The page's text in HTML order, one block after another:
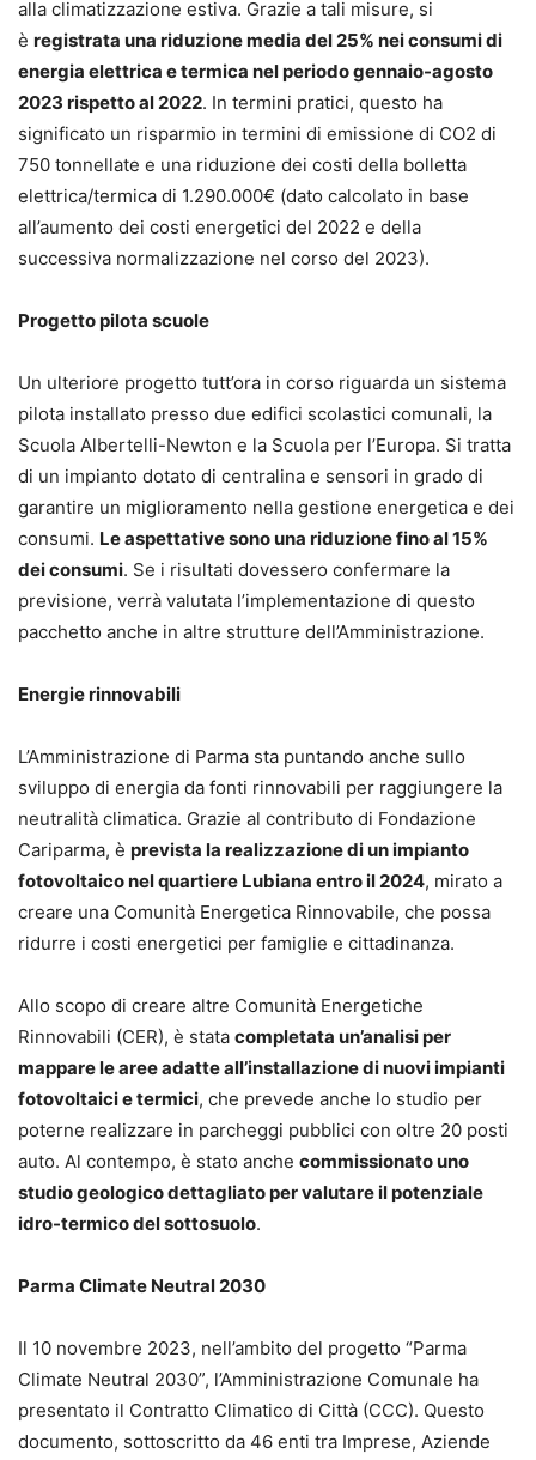
alla climatizzazione estiva. Grazie a tali misure, si
è registrata una riduzione media del 25% nei consumi di
energia elettrica e termica nel periodo gennaio-agosto
2023 rispetto al 2022. In termini pratici, questo ha
significato un risparmio in termini di emissione di CO2 di
750 tonnellate e una riduzione dei costi della bolletta
elettrica/termica di 1.290.000€ (dato calcolato in base
all’aumento dei costi energetici del 2022 e della
successiva normalizzazione nel corso del 2023).
Progetto pilota scuole
Un ulteriore progetto tutt’ora in corso riguarda un sistema
pilota installato presso due edifici scolastici comunali, la
Scuola Albertelli-Newton e la Scuola per l’Europa. Si tratta
di un impianto dotato di centralina e sensori in grado di
garantire un miglioramento nella gestione energetica e dei
consumi. Le aspettative sono una riduzione fino al 15%
dei consumi. Se i risultati dovessero confermare la
previsione, verrà valutata l’implementazione di questo
pacchetto anche in altre strutture dell’Amministrazione.
Energie rinnovabili
L’Amministrazione di Parma sta puntando anche sullo
sviluppo di energia da fonti rinnovabili per raggiungere la
neutralità climatica. Grazie al contributo di Fondazione
Cariparma, è prevista la realizzazione di un impianto
fotovoltaico nel quartiere Lubiana entro il 2024, mirato a
creare una Comunità Energetica Rinnovabile, che possa
ridurre i costi energetici per famiglie e cittadinanza.
Allo scopo di creare altre Comunità Energetiche
Rinnovabili (CER), è stata completata un’analisi per
mappare le aree adatte all’installazione di nuovi impianti
fotovoltaici e termici, che prevede anche lo studio per
poterne realizzare in parcheggi pubblici con oltre 20 posti
auto. Al contempo, è stato anche commissionato uno
studio geologico dettagliato per valutare il potenziale
idro-termico del sottosuolo.
Parma Climate Neutral 2030
Il 10 novembre 2023, nell’ambito del progetto “Parma
Climate Neutral 2030”, l’Amministrazione Comunale ha
presentato il Contratto Climatico di Città (CCC). Questo
documento, sottoscritto da 46 enti tra Imprese, Aziende